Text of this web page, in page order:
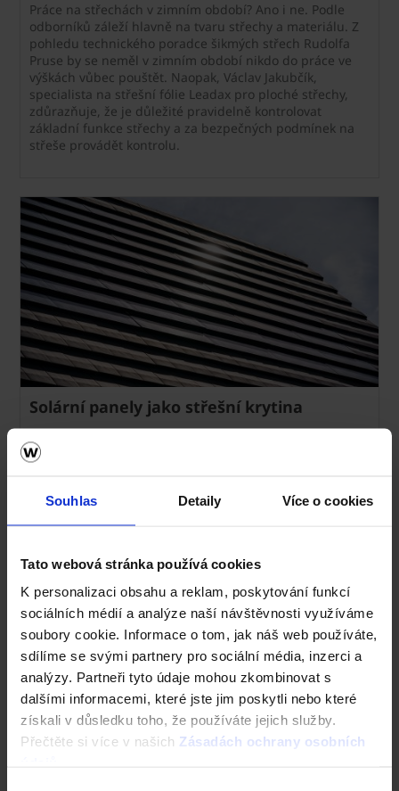
Souhlas Detaily Více o cookies
Tato webová stránka používá cookies
K personalizaci obsahu a reklam, poskytování funkcí
sociálních médií a analýze naší návštěvnosti využíváme
soubory cookie. Informace o tom, jak náš web používáte,
sdílíme se svými partnery pro sociální média, inzerci a
analýzy. Partneři tyto údaje mohou zkombinovat s
dalšími informacemi, které jste jim poskytli nebo které
získali v důsledku toho, že používáte jejich služby.
Přečtěte si více v našich Zásadách ochrany osobních
Práce na střechách v zimním období? Ano i ne. Podle
odborníků záleží hlavně na tvaru střechy a materiálu. Z
pohledu technického poradce šikmých střech Rudolfa
Pruse by se neměl v zimním období nikdo do práce ve
výškách vůbec pouštět. Naopak, Václav Jakubčík,
specialista na střešní fólie Leadax pro ploché střechy,
zdůrazňuje, že je důležité pravidelně kontrolovat
základní funkce střechy a za bezpečných podmínek na
střeše provádět kontrolu.
Solární panely jako střešní krytina
Vývoj fotovoltaických systémů neustále pokračuje vpřed
a ani my ve společnosti Wienerberger jsme nezůstali
krytinu Tondach. Jejich výhodou je nejen estetika, ale
především pevnost a odolnost.